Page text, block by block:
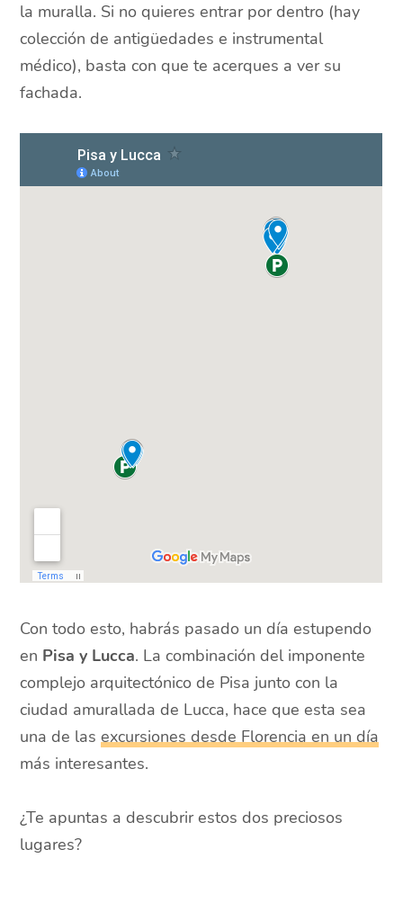
la muralla. Si no quieres entrar por dentro (hay
colección de antigüedades e instrumental
médico), basta con que te acerques a ver su
fachada.
Con todo esto, habrás pasado un día estupendo
en Pisa y Lucca. La combinación del imponente
complejo arquitectónico de Pisa junto con la
ciudad amurallada de Lucca, hace que esta sea
una de lasexcursiones desde Florencia en un día
más interesantes.
¿Te apuntas a descubrir estos dos preciosos
lugares?